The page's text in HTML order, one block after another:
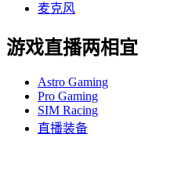
麦克风
游戏直播两相宜
Astro Gaming
Pro Gaming
SIM Racing
直播装备